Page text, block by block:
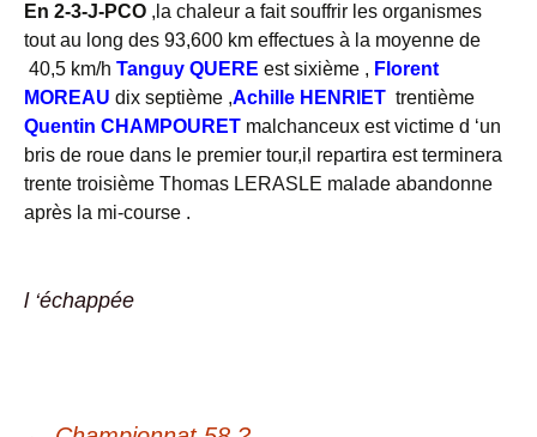
En 2-3-J-PCO ,la chaleur a fait souffrir les organismes
tout au long des 93,600 km effectues à la moyenne de
40,5 km/h Tanguy QUERE est sixième , Florent
MOREAU dix septième ,Achille HENRIET trentième
Quentin CHAMPOURET malchanceux est victime d ‘un
bris de roue dans le premier tour,il repartira est terminera
trente troisième Thomas LERASLE malade abandonne
après la mi-course .
l ‘échappée